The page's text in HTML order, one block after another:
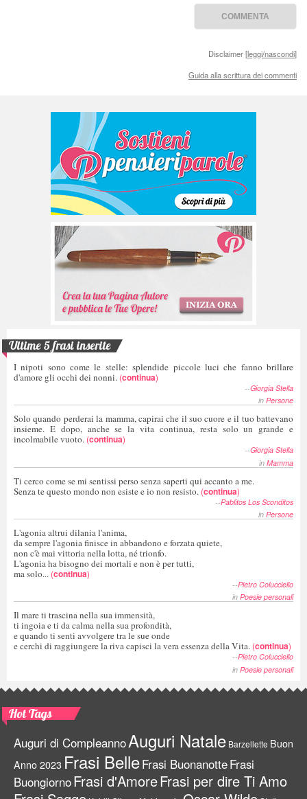
Disclaimer [leggi/nascondi]
Guida alla scrittura dei commenti
Ultime 5 frasi inserite
I nipoti sono come le stelle: splendide piccole luci che fanno brillare
d'amore gli occhi dei nonni. (continua)
--Giorgia Stella
in Persone
Solo quando perderai la mamma, capirai che il suo cuore e il tuo battevano
insieme. E dopo, anche se la vita continua, resta solo un grande e
incolmabile vuoto. (continua)
--Giorgia Stella
in Mamma
Ti cerco come se mi sentissi perso senza saperti qui accanto a me.
Senza te questo mondo non esiste e io non resisto. (continua)
--Pablitos Los Sconditos
in Persone
L'agonia altrui dilania l'anima,
da sempre l'agonia finisce in abbandono e forzata quiete,
non c'è mai vittoria nella lotta, né trionfo.
L'agonia ha bisogno dei mortali e non è per tutti,
ma solo... (continua)
--Pietro Colucciello
in Poesie personali
Il mare ti trascina nella sua immensità,
ti ingoia e ti da calma nella sua profondità,
e quando ti senti avvolgere tra le sue onde
e cerchi di raggiungere la riva capisci la vera essenza della Vita. (continua)
--Pietro Colucciello
in Poesie personali
Hot Tags
Auguri di CompleannoAuguri Natale Barzellette Buon
Anno 2023 Frasi BelleFrasi BuonanotteFrasi
BuongiornoFrasi d'AmoreFrasi per dire Ti Amo